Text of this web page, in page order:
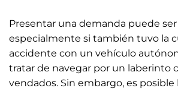
Presentar una demanda puede
especialmente si también tuvo la
accidente con un vehículo
tratar de navegar por un laberinto
vendados. Sin embargo, es posible